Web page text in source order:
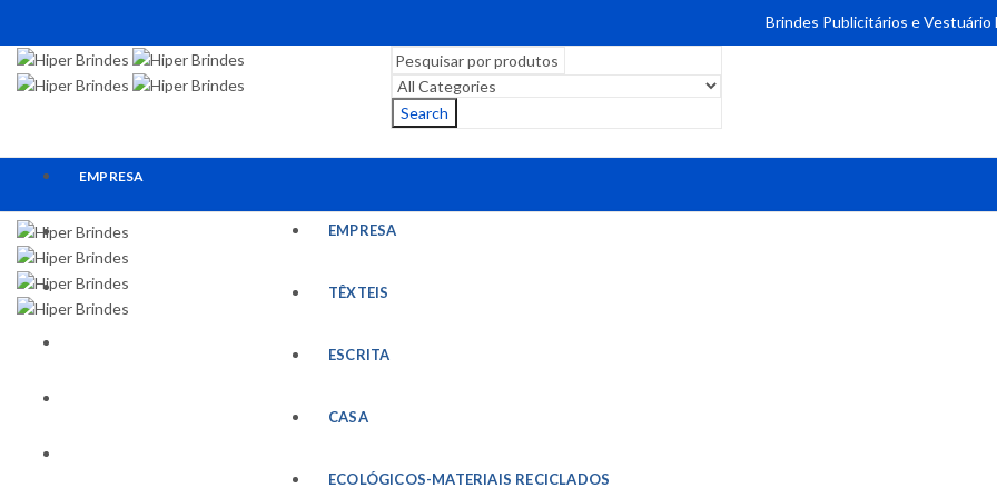
Brindes Publicitários e Vestuário
Search
EMPRESA
TÊXTEIS
ESCRITA
EMPRESA
TÊXTEIS
ESCRITA
CASA
ECOLÓGICOS-MATERIAIS RECICLADOS